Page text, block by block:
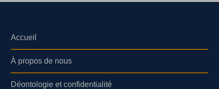
Accueil
À propos de nous
Déontologie et confidentialité